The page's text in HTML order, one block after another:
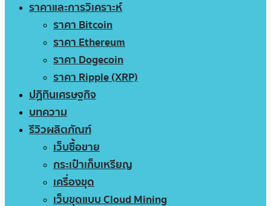
ราคาและการวิเคราะห์
ราคา Bitcoin
ราคา Ethereum
ราคา Dogecoin
ราคา Ripple (XRP)
ปฏิทินเศรษฐกิจ
บทความ
รีวิวผลิตภัณฑ์
เว็บซื้อขาย
กระเป๋าเก็บเหรียญ
เครื่องขุด
เว็บขุดแบบ Cloud Mining